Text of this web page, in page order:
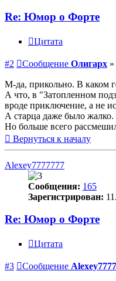
Re: Юмор о Форте
Цитата
#2 Сообщение Олигарх »
М-да, прикольно. В каком
А что, в "Затопленном
вроде приключение, а не
А старца даже было жалко.
Но больше всего
Вернуться к началу
Alexey7777777
Сообщения: 165
Зарегистрирован:
Re: Юмор о Форте
Цитата
#3 Сообщение